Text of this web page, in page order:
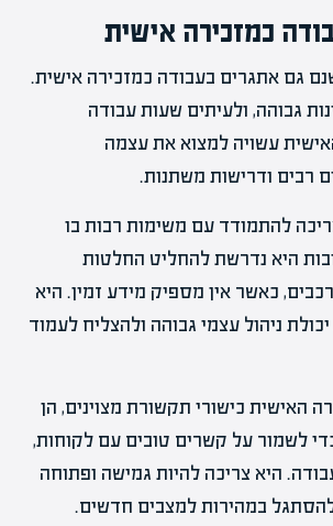
כמזכירה אישית
גם אתגרים בעבודה כמזכירה אישית.
גבוהה, ולעיתים שעות עבודה
עשויה למצוא את עצמה
רבים ודרישות משתנות.
להתמודד עם משימות רבות בו
היא נדרשת להחליט החלטות
כאשר אין מספיק מידע זמין. היא
ניהול עצמי גבוהה ולהצליח לעמוד
האישית כישורי תקשורת מצוינים, הן
לשמור על קשרים טובים עם לקוחות,
היא צריכה להיות גמישה ופתוחה
להסתגל במהירות למצבים חדשים.